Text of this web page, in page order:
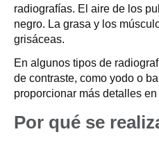
radiografías. El aire de los
negro. La grasa y los
grisáceas.
En algunos tipos de
de contraste, como yodo o
proporcionar más detalles
Por qué se